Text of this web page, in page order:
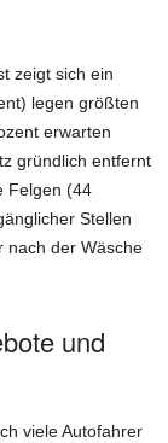
zeigt sich ein
legen größten
erwarten
gründlich entfernt
Felgen (44
Stellen
nach der Wäsche
und
viele Autofahrer